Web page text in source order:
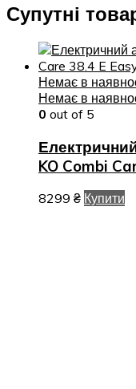
Супутні
Немає в
Немає в
0 out of 5
KO Combi
8299 ₴ Купити